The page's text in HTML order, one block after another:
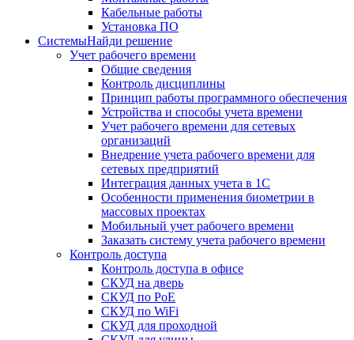
Кабельные работы
Установка ПО
СистемыНайди решение
Учет рабочего времени
Общие сведения
Контроль дисциплины
Принцип работы программного обеспечения
Устройства и способы учета времени
Учет рабочего времени для сетевых
организаций
Внедрение учета рабочего времени для
сетевых предприятий
Интеграция данных учета в 1С
Особенности применения биометрии в
массовых проектах
Мобильный учет рабочего времени
Заказать систему учета рабочего времени
Контроль доступа
Контроль доступа в офисе
СКУД на дверь
СКУД по PoE
СКУД по WiFi
СКУД для проходной